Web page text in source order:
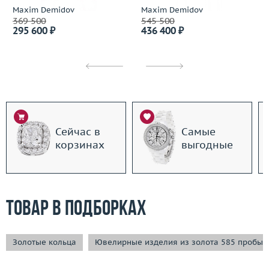
Maxim Demidov
369 500
295 600 ₽
Maxim Demidov
545 500
436 400 ₽
Сейчас в
корзинах
Самые
выгодные
Товар в подборках
Золотые кольца Ювелирные изделия из золота 585 пробы